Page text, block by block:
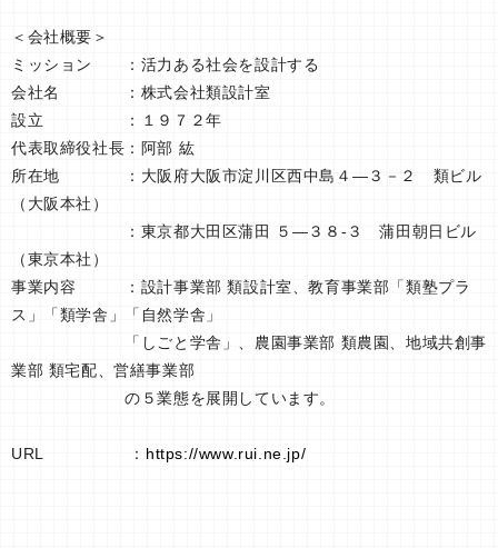
＜会社概要＞
ミッション ：活力ある社会を設計する
会社名 ：株式会社類設計室
設立 ：１９７２年
代表取締役社長：阿部 紘
所在地 ：大阪府大阪市淀川区西中島４―３－２ 類ビル
（大阪本社）
：東京都大田区蒲田 ５―３８-３ 蒲田朝日ビル
（東京本社）
事業内容 ：設計事業部 類設計室、教育事業部「類塾プラ
ス」「類学舎」「自然学舎」
「しごと学舎」、農園事業部 類農園、地域共創事
業部 類宅配、営繕事業部
の５業態を展開しています。
URL ： https://www.rui.ne.jp/